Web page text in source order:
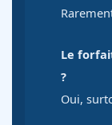
Le
?
Oui,